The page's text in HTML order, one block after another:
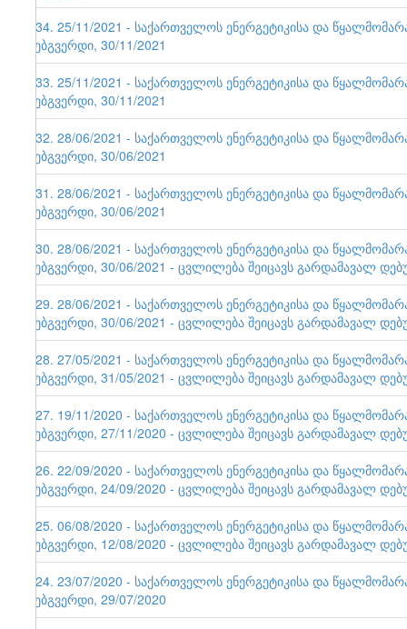
134. 25/11/2021 - საქართველოს ენერგეტიკისა და
ვებგვერდი, 30/11/2021
133. 25/11/2021 - საქართველოს ენერგეტიკისა და
ვებგვერდი, 30/11/2021
132. 28/06/2021 - საქართველოს ენერგეტიკისა და
ვებგვერდი, 30/06/2021
131. 28/06/2021 - საქართველოს ენერგეტიკისა და
ვებგვერდი, 30/06/2021
130. 28/06/2021 - საქართველოს ენერგეტიკისა და
ვებგვერდი, 30/06/2021 - ცვლილება შეიცავს გარდამავალ
129. 28/06/2021 - საქართველოს ენერგეტიკისა და
ვებგვერდი, 30/06/2021 - ცვლილება შეიცავს გარდამავალ
128. 27/05/2021 - საქართველოს ენერგეტიკისა და
ვებგვერდი, 31/05/2021 - ცვლილება შეიცავს გარდამავალ
127. 19/11/2020 - საქართველოს ენერგეტიკისა და
ვებგვერდი, 27/11/2020 - ცვლილება შეიცავს გარდამავალ
126. 22/09/2020 - საქართველოს ენერგეტიკისა და
ვებგვერდი, 24/09/2020 - ცვლილება შეიცავს გარდამავალ
125. 06/08/2020 - საქართველოს ენერგეტიკისა და
ვებგვერდი, 12/08/2020 - ცვლილება შეიცავს გარდამავალ
124. 23/07/2020 - საქართველოს ენერგეტიკისა და
ვებგვერდი, 29/07/2020